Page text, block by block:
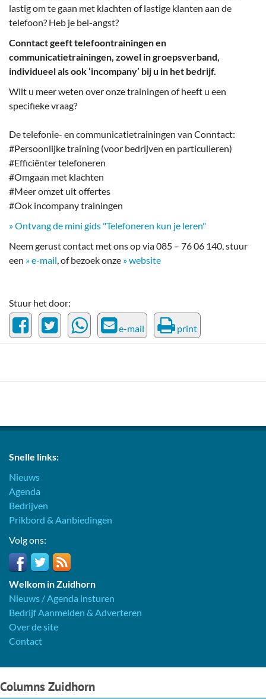
lastig om te gaan met klachten of lastige klanten aan de
telefoon? Heb je bel-angst?
Conntact geeft telefoontrainingen en
communicatietrainingen, zowel in groepsverband,
individueel als ook ‘incompany’ bij u in het bedrijf.
Wilt u meer weten over onze trainingen of heeft u een
specifieke vraag?
De telefonie- en communicatietrainingen van Conntact:
#Persoonlijke training (voor bedrijven en particulieren)
#Efficiënter telefoneren
#Omgaan met klachten
#Meer omzet uit offertes
#Ook incompany trainingen
» Ontvang de mini gids "Telefoneren kun je leren"
Neem gerust contact met ons op via 085 – 76 06 140, stuur
een » e-mail, of bezoek onze » website
Stuur het door:
e-mail print
Snelle links:
Nieuws
Agenda
Bedrijven
Prikbord & Aanbiedingen
Volg ons:
Welkom in Zuidhorn
Nieuws / Agenda insturen
Bedrijf Aanmelden & Adverteren
Over de site
Contact
Columns Zuidhorn